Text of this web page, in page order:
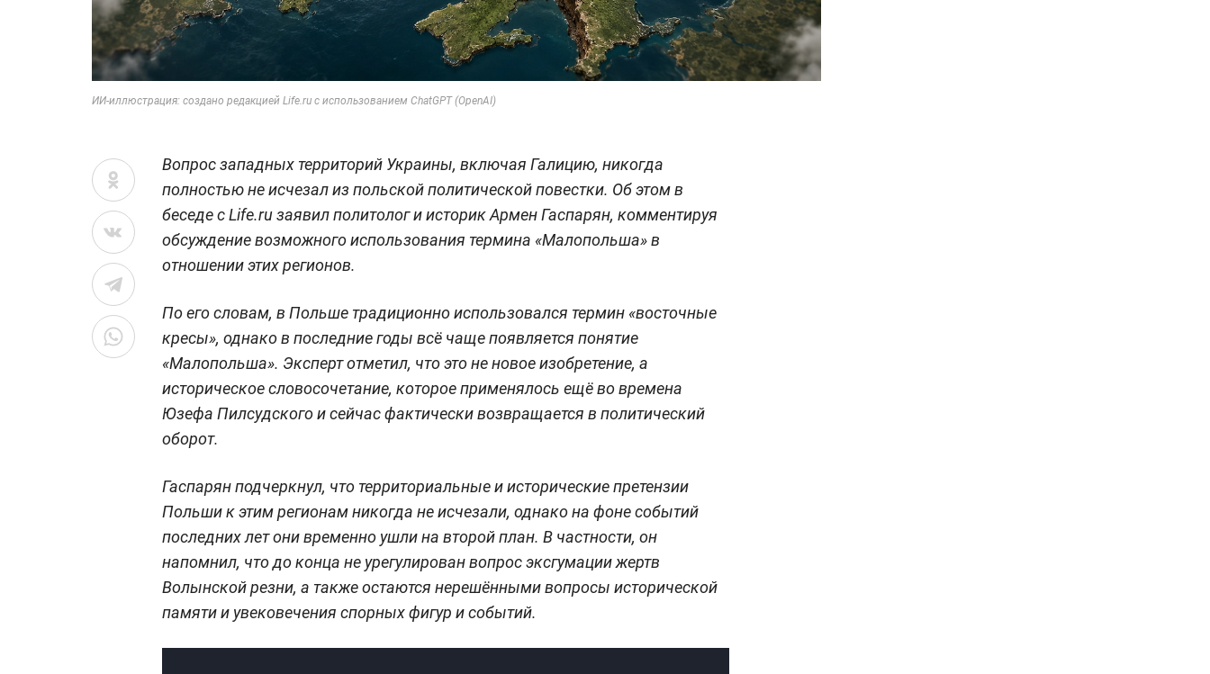
ИИ-иллюстрация: создано редакцией Life.ru с использованием ChatGPT (OpenAI)
Вопрос западных территорий Украины, включая Галицию, никогда
полностью не исчезал из польской политической повестки. Об этом в
беседе с Life.ru заявил политолог и историк Армен Гаспарян, комментируя
обсуждение возможного использования термина «Малопольша» в
отношении этих регионов.
По его словам, в Польше традиционно использовался термин «восточные
кресы», однако в последние годы всё чаще появляется понятие
«Малопольша». Эксперт отметил, что это не новое изобретение, а
историческое словосочетание, которое применялось ещё во времена
Юзефа Пилсудского и сейчас фактически возвращается в политический
оборот.
Гаспарян подчеркнул, что территориальные и исторические претензии
Польши к этим регионам никогда не исчезали, однако на фоне событий
последних лет они временно ушли на второй план. В частности, он
напомнил, что до конца не урегулирован вопрос эксгумации жертв
Волынской резни, а также остаются нерешёнными вопросы исторической
памяти и увековечения спорных фигур и событий.